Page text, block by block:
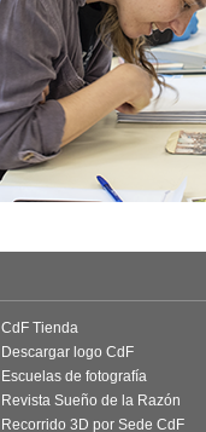
CdF Tienda
Descargar logo CdF
Escuelas de fotografía
Revista Sueño de la Razón
Recorrido 3D por Sede CdF